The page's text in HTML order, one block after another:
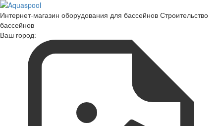
Интернет-магазин оборудования для бассейнов Строительство
бассейнов
Ваш город: